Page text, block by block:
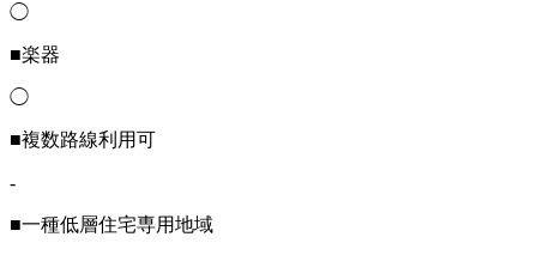
◯
■楽器
◯
■複数路線利用可
-
■一種低層住宅専用地域